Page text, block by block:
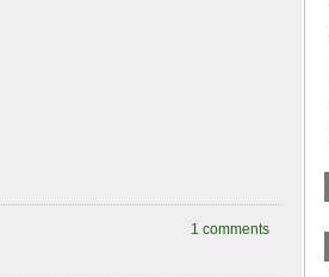
1 comments